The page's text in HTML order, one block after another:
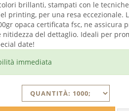
brillanti, stampati con le
printing, per una resa eccezionale.
opaca certificata fsc, ne assicura
nitidezza del dettaglio. Ideali per
date!
immediata